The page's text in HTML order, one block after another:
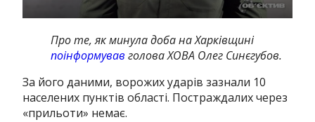
Про те, як минула доба на Харківщині
поінформував голова ХОВА Олег Синєгубов.
За його даними, ворожих ударів зазнали 10
населених пунктів області. Постраждалих через
«прильоти» немає.